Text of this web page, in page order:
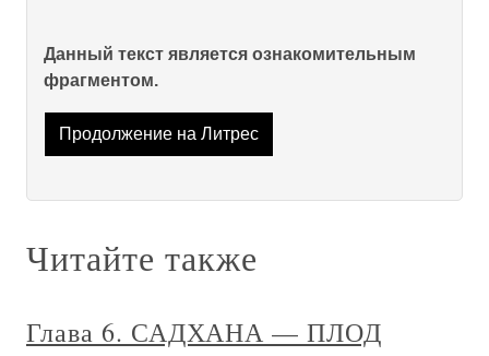
Данный текст является ознакомительным
фрагментом.
Продолжение на Литрес
Читайте также
Глава 6. САДХАНА — ПЛОД